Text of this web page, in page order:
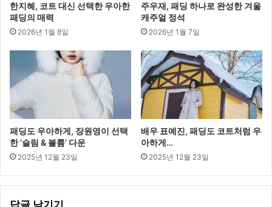
한지혜, 코트 대신 선택한 우아한
패딩의 매력
2026년 1월 8일
주우재, 패딩 하나로 완성한 겨울
캐주얼 정석
2026년 1월 7일
패딩도 우아하게, 장원영이 선택
한 ‘슬림 & 볼륨’ 다운
2025년 12월 23일
배우 표예진, 패딩도 코트처럼 우
아하게…
2025년 12월 23일
답글 남기기